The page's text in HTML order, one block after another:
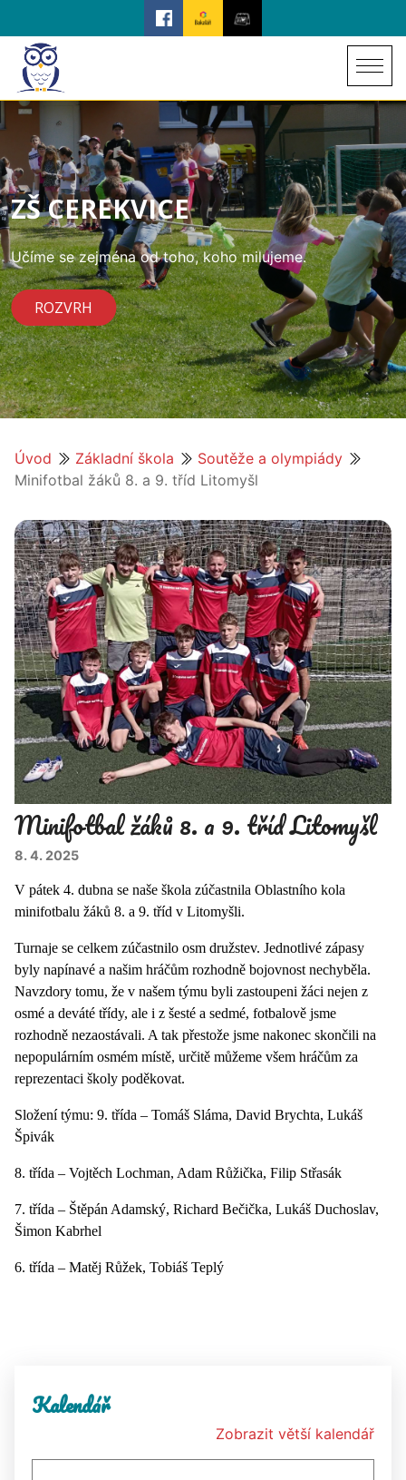
ZŠ CEREKVICE
Učíme se zejména od toho, koho milujeme.
ROZVRH
Úvod Základní škola
Soutěže a olympiády
Minifotbal žáků 8. a 9. tříd Litomyšl
Minifotbal žáků 8. a 9. tříd Litomyšl
8. 4. 2025
V pátek 4. dubna se naše škola zúčastnila Oblastního kola
minifotbalu žáků 8. a 9. tříd v Litomyšli.
Turnaje se celkem zúčastnilo osm družstev. Jednotlivé zápasy
byly napínavé a našim hráčům rozhodně bojovnost nechyběla.
Navzdory tomu, že v našem týmu byli zastoupeni žáci nejen z
osmé a deváté třídy, ale i z šesté a sedmé, fotbalově jsme
rozhodně nezaostávali. A tak přestože jsme nakonec skončili na
nepopulárním osmém místě, určitě můžeme všem hráčům za
reprezentaci školy poděkovat.
Složení týmu: 9. třída – Tomáš Sláma, David Brychta, Lukáš
Špivák
8. třída – Vojtěch Lochman, Adam Růžička, Filip Střasák
7. třída – Štěpán Adamský, Richard Bečička, Lukáš Duchoslav,
Šimon Kabrhel
6. třída – Matěj Růžek, Tobiáš Teplý
Kalendář
Zobrazit větší kalendář